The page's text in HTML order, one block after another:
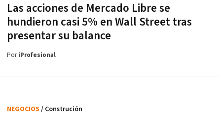
Las acciones de Mercado Libre se
hundieron casi 5% en Wall Street tras
presentar su balance
PoriProfesional
NEGOCIOS / Construción